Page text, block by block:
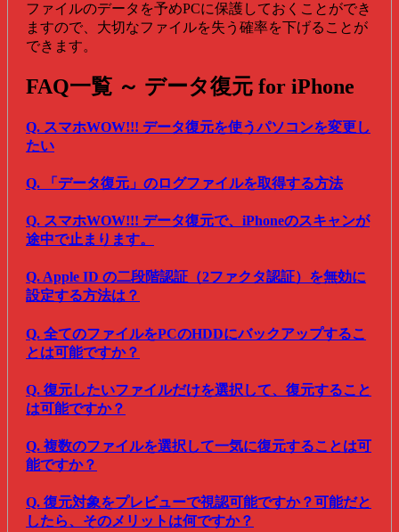
ファイルのデータを予めPCに保護しておくことができ
ますので、大切なファイルを失う確率を下げることが
できます。
FAQ一覧 ～ データ復元 for iPhone
Q. スマホWOW!!! データ復元を使うパソコンを変更し
たい
Q. 「データ復元」のログファイルを取得する方法
Q. スマホWOW!!! データ復元で、iPhoneのスキャンが
途中で止まります。
Q. Apple ID の二段階認証（2ファクタ認証）を無効に
設定する方法は？
Q. 全てのファイルをPCのHDDにバックアップするこ
とは可能ですか？
Q. 復元したいファイルだけを選択して、復元すること
は可能ですか？
Q. 複数のファイルを選択して一気に復元することは可
能ですか？
Q. 復元対象をプレビューで視認可能ですか？可能だと
したら、そのメリットは何ですか？